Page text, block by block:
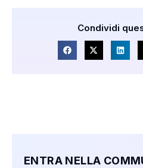
Condividi
ENTRA NELLA